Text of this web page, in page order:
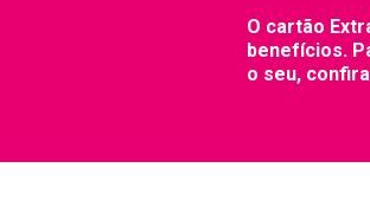
O cartão
benefícios.
o seu,